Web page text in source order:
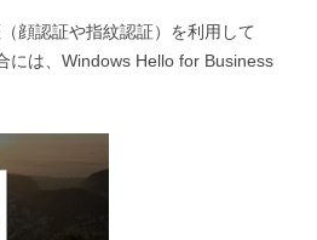
顔認証や指紋認証）を利用して
には、Windows Hello for Business